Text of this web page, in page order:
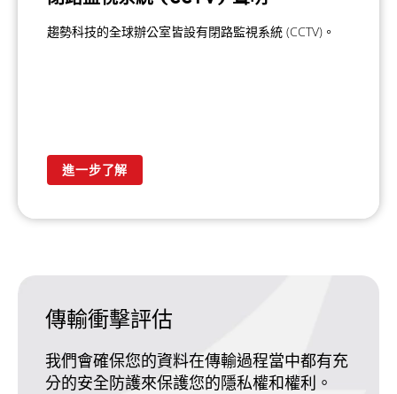
趨勢科技的全球辦公室皆設有閉路監視系統 (CCTV)。
進一步了解
傳輸衝擊評估
我們會確保您的資料在傳輸過程當中都有充
分的安全防護來保護您的隱私權和權利。